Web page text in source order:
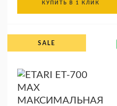
КУПИТЬ В 1 КЛИК